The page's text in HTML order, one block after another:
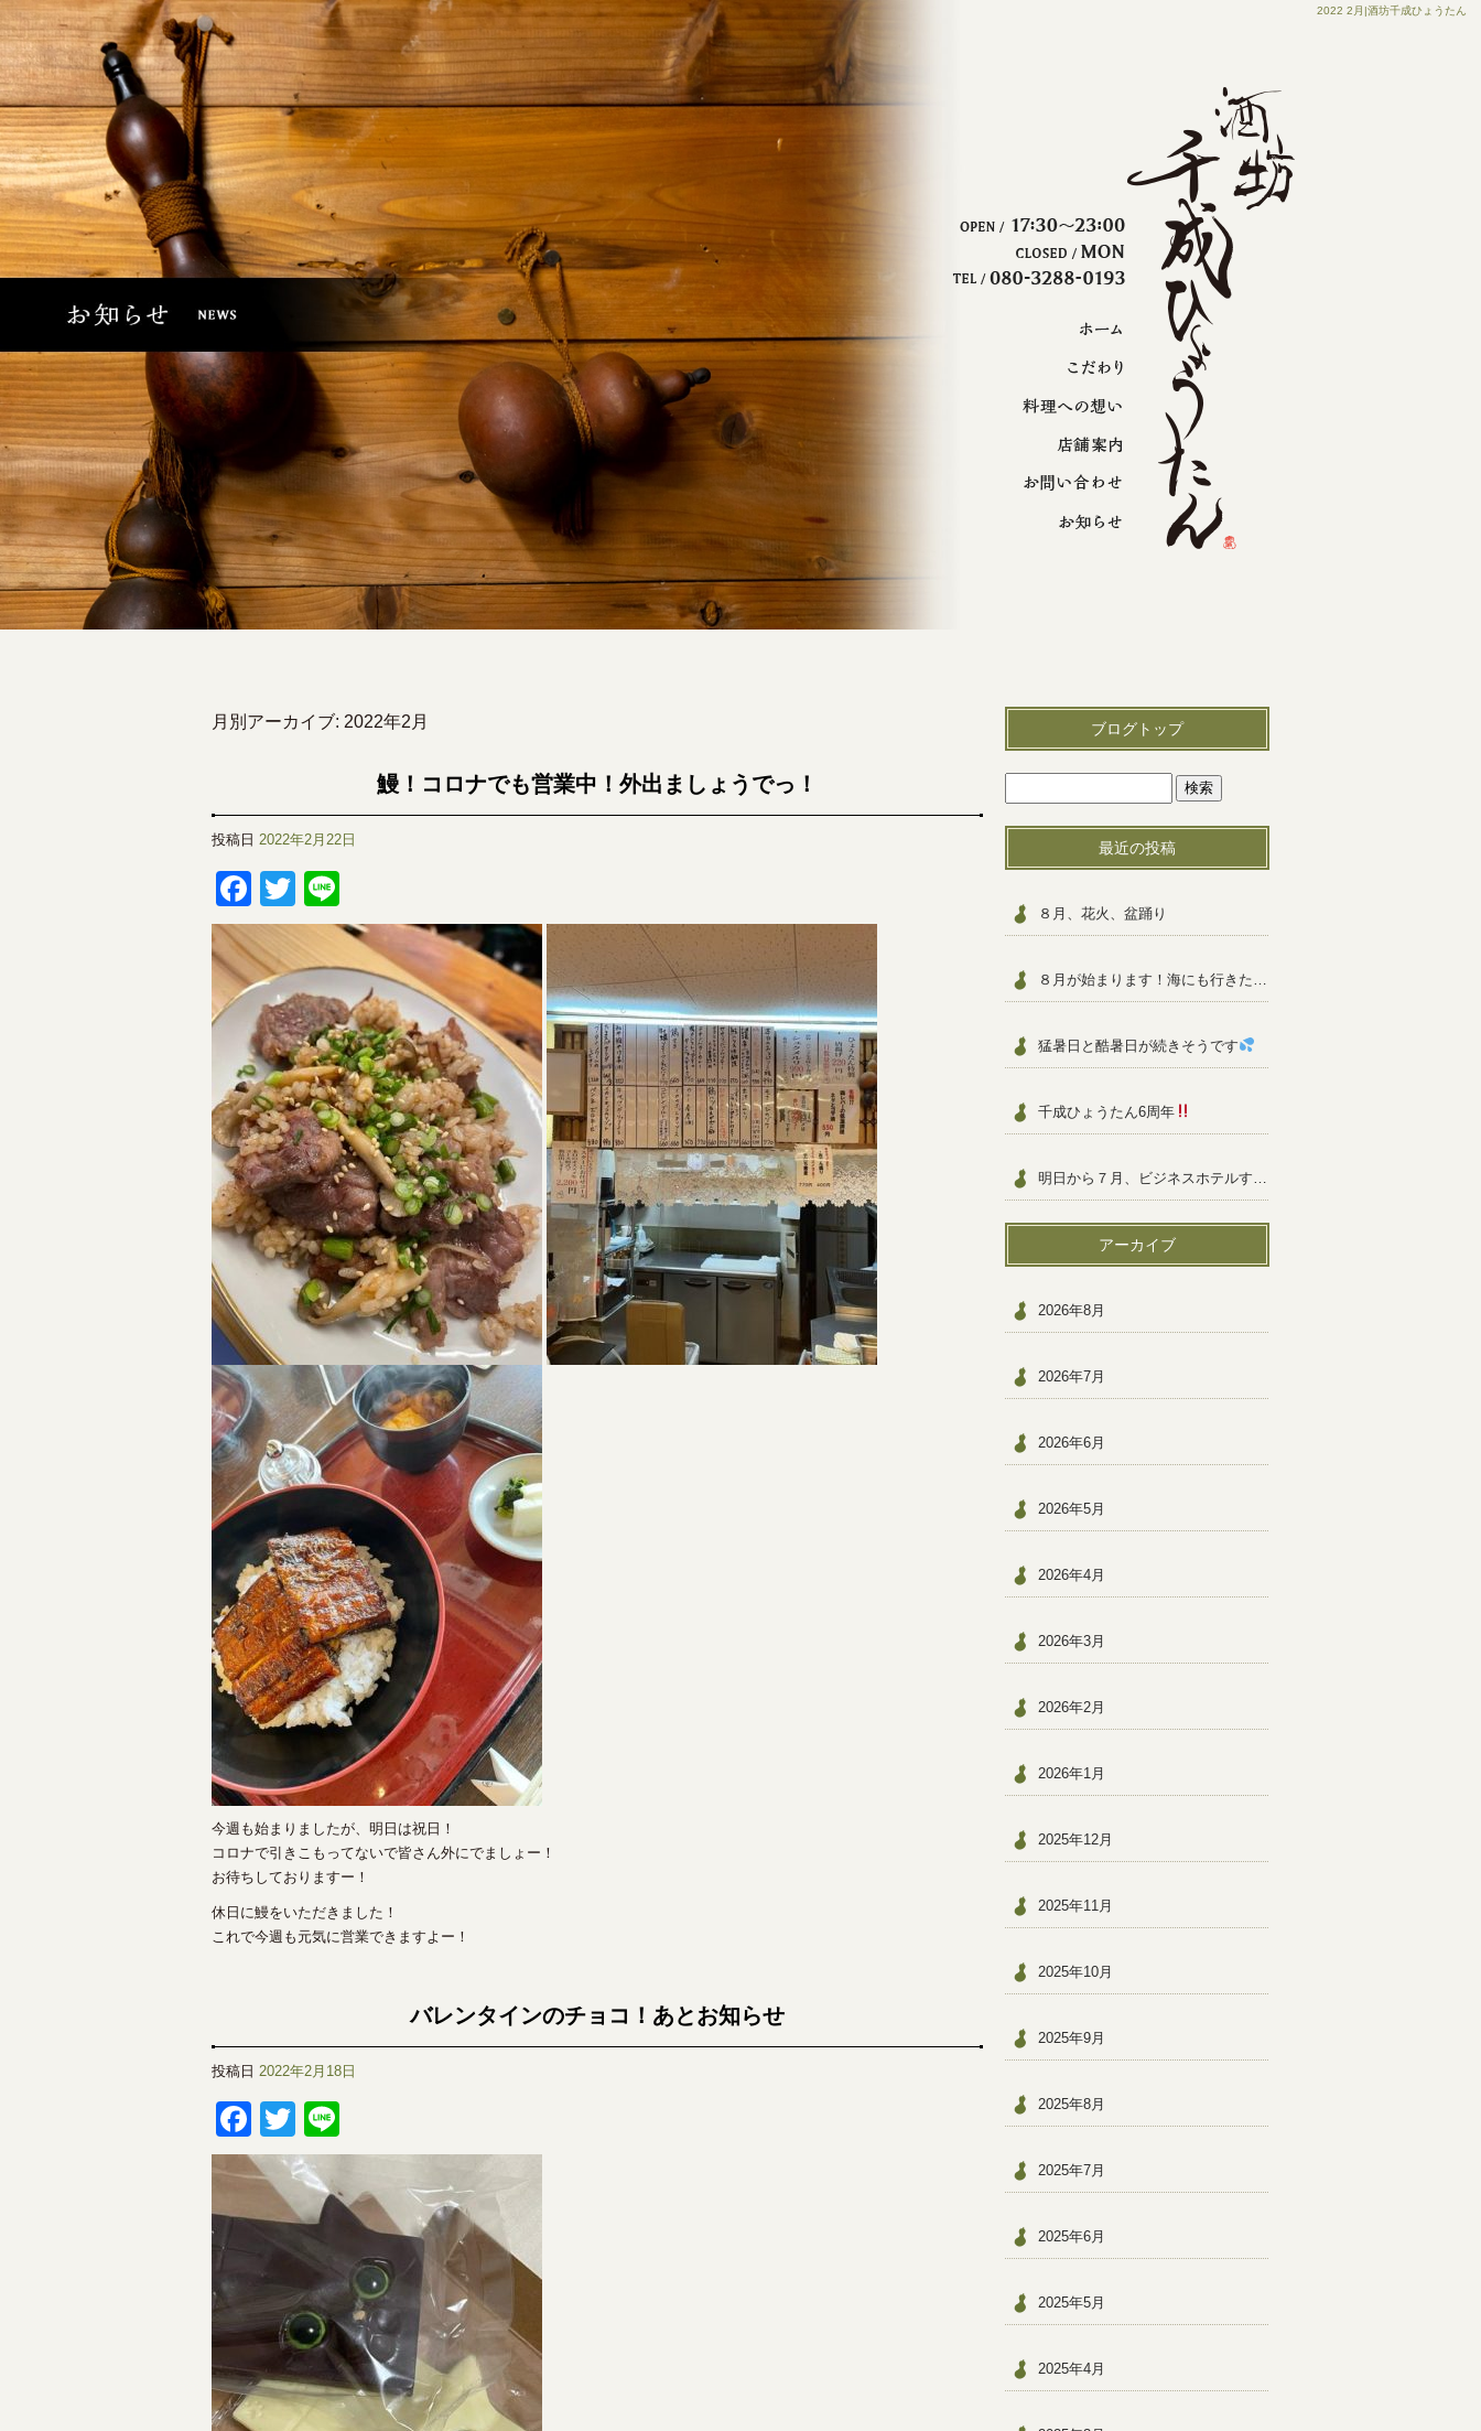
2022 2月|酒坊千成ひょうたん
月別アーカイブ: 2022年2月
鰻！コロナでも営業中！外出ましょうでっ！
投稿日 2022年2月22日
Facebook
Twitter
今週も始まりましたが、明日は祝日！
コロナで引きこもってないで皆さん外にでましょー！
お待ちしておりますー！
休日に鰻をいただきました！
これで今週も元気に営業できますよー！
バレンタインのチョコ！あとお知らせ
投稿日 2022年2月18日
Facebook
Twitter
ブログトップ
最近の投稿
８月、花火、盆踊り
８月が始まります！海にも行きたいですねっ！
猛暑日と酷暑日が続きそうです
千成ひょうたん6周年
明日から７月、ビジネスホテルすぐ近く
アーカイブ
2026年8月
2026年7月
2026年6月
2026年5月
2026年4月
2026年3月
2026年2月
2026年1月
2025年12月
2025年11月
2025年10月
2025年9月
2025年8月
2025年7月
2025年6月
2025年5月
2025年4月